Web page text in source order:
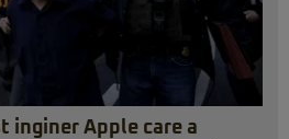
inginer Apple care a